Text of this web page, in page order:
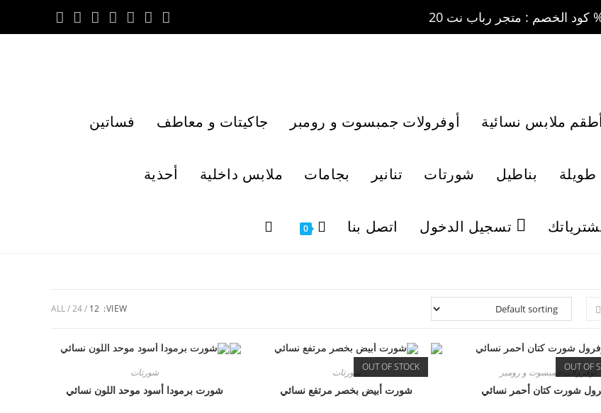
ملابس نسائية أوفرولات جمبسوت و رومبر جاكيتات و معاطف فساتين
طويلة بناطيل شورتات تنانير بجامات ملابس داخلية أحذية
تسجيل الدخول اتصل بنا 0
VIEW:
12
24
ALL
OUT OF
أوفرولات جمبسوت و رومبر
شورت كتان أحمر نسائي
OUT OF STOCK شورتات
شورت أبيض بخصر مرتفع نسائي
شورتات
شورت برمودا أسود موحد اللون نسائي